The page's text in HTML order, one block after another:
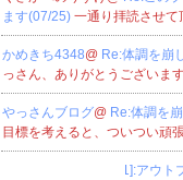
ます(07/25) 一通り拝読させ
かめきち4348@ Re:体調を崩
っさん、ありがとうございま
やっさんブログ@ Re:体調を
目標を考えると、ついつい頑
Re[1]:アウ